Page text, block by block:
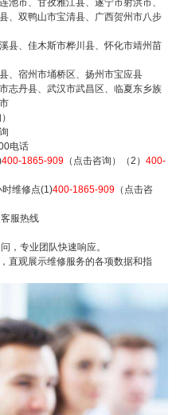
池市、甘孜雅江县、遂宁市射洪市、
、双鸭山市宝清县、广西贺州市八步
县、佳木斯市桦川县、怀化市靖州苗
、宿州市埇桥区、扬州市宝应县
志丹县、武汉市武昌区、临夏东乡族
电话
400-1865-909 （点击咨询）（2） 400-
时维修点(1)400-1865-909 （点击咨
服热线
，专业团队快速响应。
直观展示维修服务的各项数据和指